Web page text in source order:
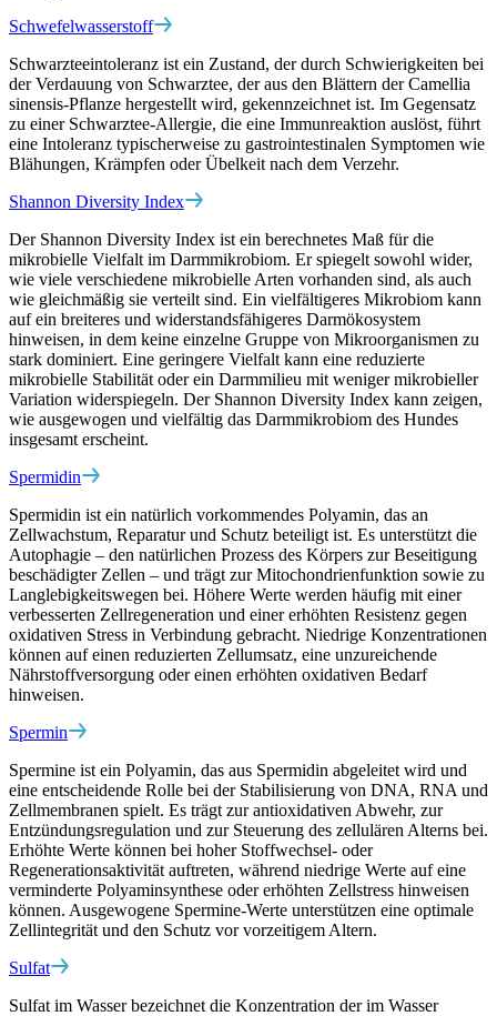
Schwefelwasserstoff
Schwarzteeintoleranz ist ein Zustand, der durch Schwierigkeiten bei
der Verdauung von Schwarztee, der aus den Blättern der Camellia
sinensis-Pflanze hergestellt wird, gekennzeichnet ist. Im Gegensatz
zu einer Schwarztee-Allergie, die eine Immunreaktion auslöst, führt
eine Intoleranz typischerweise zu gastrointestinalen Symptomen wie
Blähungen, Krämpfen oder Übelkeit nach dem Verzehr.
Shannon Diversity Index
Der Shannon Diversity Index ist ein berechnetes Maß für die
mikrobielle Vielfalt im Darmmikrobiom. Er spiegelt sowohl wider,
wie viele verschiedene mikrobielle Arten vorhanden sind, als auch
wie gleichmäßig sie verteilt sind. Ein vielfältigeres Mikrobiom kann
auf ein breiteres und widerstandsfähigeres Darmökosystem
hinweisen, in dem keine einzelne Gruppe von Mikroorganismen zu
stark dominiert. Eine geringere Vielfalt kann eine reduzierte
mikrobielle Stabilität oder ein Darmmilieu mit weniger mikrobieller
Variation widerspiegeln. Der Shannon Diversity Index kann zeigen,
wie ausgewogen und vielfältig das Darmmikrobiom des Hundes
insgesamt erscheint.
Spermidin
Spermidin ist ein natürlich vorkommendes Polyamin, das an
Zellwachstum, Reparatur und Schutz beteiligt ist. Es unterstützt die
Autophagie – den natürlichen Prozess des Körpers zur Beseitigung
beschädigter Zellen – und trägt zur Mitochondrienfunktion sowie zu
Langlebigkeitswegen bei. Höhere Werte werden häufig mit einer
verbesserten Zellregeneration und einer erhöhten Resistenz gegen
oxidativen Stress in Verbindung gebracht. Niedrige Konzentrationen
können auf einen reduzierten Zellumsatz, eine unzureichende
Nährstoffversorgung oder einen erhöhten oxidativen Bedarf
hinweisen.
Spermin
Spermine ist ein Polyamin, das aus Spermidin abgeleitet wird und
eine entscheidende Rolle bei der Stabilisierung von DNA, RNA und
Zellmembranen spielt. Es trägt zur antioxidativen Abwehr, zur
Entzündungsregulation und zur Steuerung des zellulären Alterns bei.
Erhöhte Werte können bei hoher Stoffwechsel- oder
Regenerationsaktivität auftreten, während niedrige Werte auf eine
verminderte Polyaminsynthese oder erhöhten Zellstress hinweisen
können. Ausgewogene Spermine-Werte unterstützen eine optimale
Zellintegrität und den Schutz vor vorzeitigem Altern.
Sulfat
Sulfat im Wasser bezeichnet die Konzentration der im Wasser